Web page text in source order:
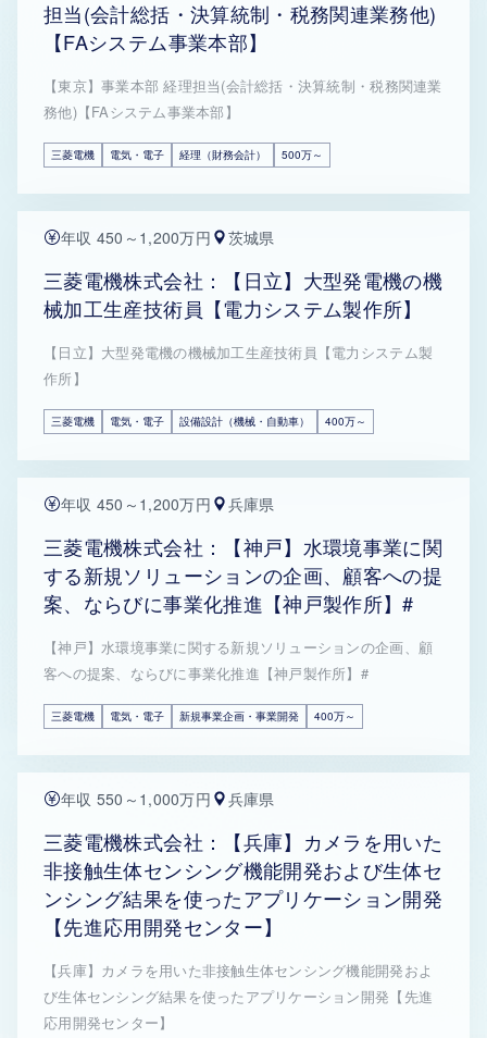
担当(会計総括・決算統制・税務関連業務他)
【FAシステム事業本部】
【東京】事業本部 経理担当(会計総括・決算統制・税務関連業
務他)【FAシステム事業本部】
三菱電機 電気・電子 経理（財務会計） 500万～
年収 450～1,200万円 茨城県
三菱電機株式会社：【日立】大型発電機の機
械加工生産技術員【電力システム製作所】
【日立】大型発電機の機械加工生産技術員【電力システム製
作所】
三菱電機 電気・電子 設備設計（機械・自動車） 400万～
年収 450～1,200万円 兵庫県
三菱電機株式会社：【神戸】水環境事業に関
する新規ソリューションの企画、顧客への提
案、ならびに事業化推進【神戸製作所】#
【神戸】水環境事業に関する新規ソリューションの企画、顧
客への提案、ならびに事業化推進【神戸製作所】#
三菱電機 電気・電子 新規事業企画・事業開発 400万～
年収 550～1,000万円 兵庫県
三菱電機株式会社：【兵庫】カメラを用いた
非接触生体センシング機能開発および生体セ
ンシング結果を使ったアプリケーション開発
【先進応用開発センター】
【兵庫】カメラを用いた非接触生体センシング機能開発およ
び生体センシング結果を使ったアプリケーション開発【先進
応用開発センター】